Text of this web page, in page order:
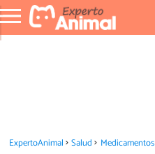
ExpertoAnimal Salud Medicamentos